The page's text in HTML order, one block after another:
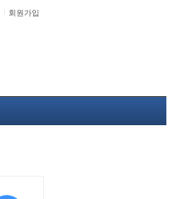
회원가입